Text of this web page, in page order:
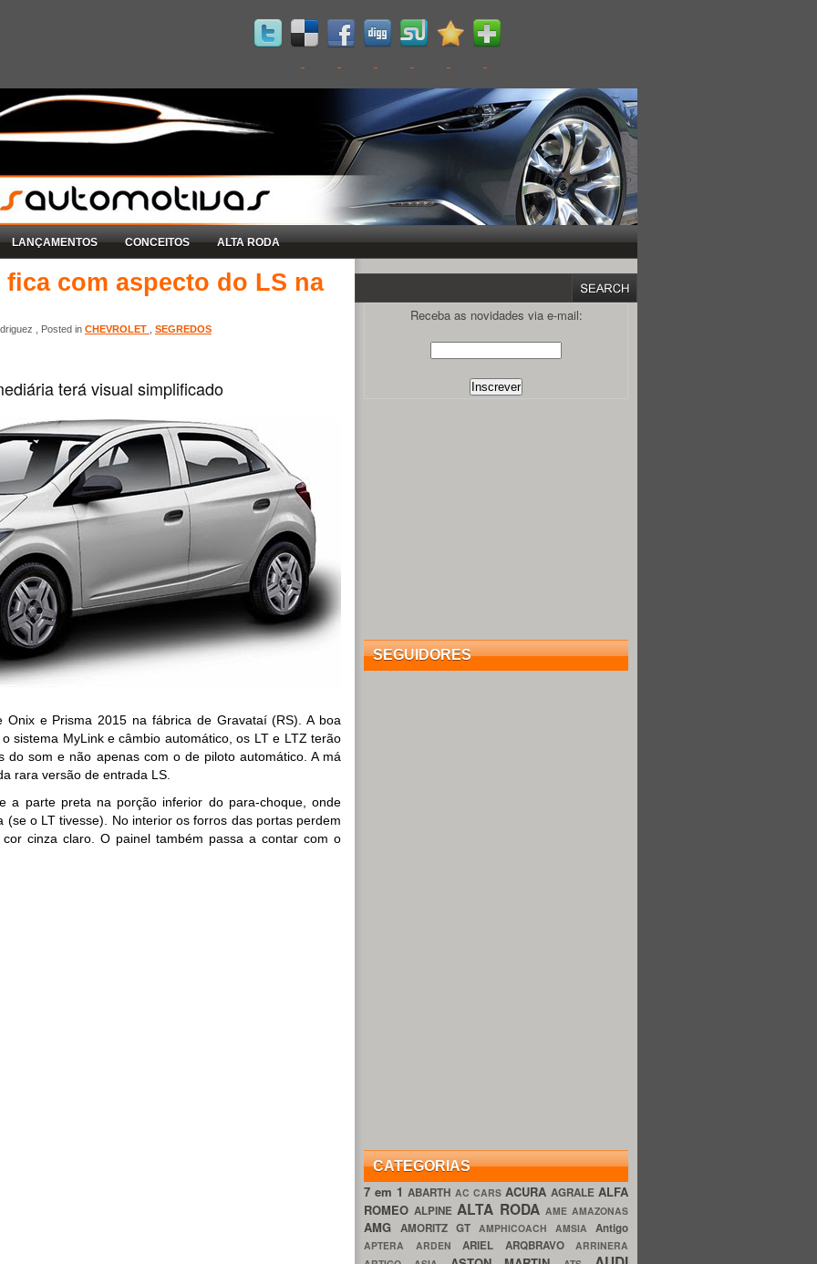
LANÇAMENTOS CONCEITOS ALTA RODA
com aspecto do LS na
, Posted in CHEVROLET SEGREDOS
terá visual simplificado
e Prisma 2015 na fábrica de Gravataí (RS). A boa
sistema MyLink e câmbio automático, os LT e LTZ terão
do som e não apenas com o de piloto automático. A má
rara versão de entrada LS.
a parte preta na porção inferior do para-choque, onde
(se o LT tivesse). No interior os forros das portas perdem
cinza claro. O painel também passa a contar com o
Receba as novidades via e-mail:
SEGUIDORES
CATEGORIAS
7 em 1ABARTH AC CARS ACURA AGRALE ALFA
ROMEOALPINEALTA RODA AME AMAZONAS
AMG AMORITZ GT AMPHICOACH AMSIA Antigo
APTERA ARDEN ARIEL ARQBRAVO ARRINERA